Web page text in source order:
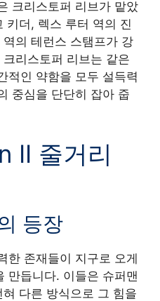
크리스토퍼 리브가 맡았
키더, 렉스 루터 역의 진
의 테런스 스탬프가 강
리스토퍼 리브는 같은
적인 약함을 모두 설득력
중심을 단단히 잡아 줍
II 줄거리
등장
한 존재들이 지구로 오게
만듭니다. 이들은 슈퍼맨
다른 방식으로 그 힘을